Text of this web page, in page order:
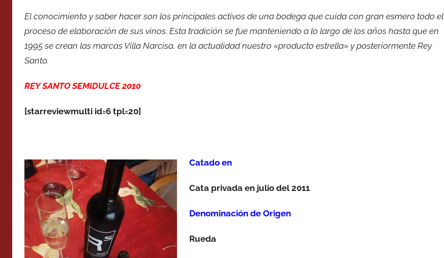
El conocimiento y saber hacer son los principales activos de una bodega que cuida con gran esmero todo el
proceso de elaboración de sus vinos. Esta tradición se fue manteniendo a lo largo de los años hasta que en
1995 se crean las marcas Villa Narcisa, en la actualidad nuestro «producto estrella» y posteriormente Rey
Santo.
REY SANTO SEMIDULCE 2010
[starreviewmulti id=6 tpl=20]
Catado en
Cata privada en julio del 2011
Denominación de Origen
Rueda